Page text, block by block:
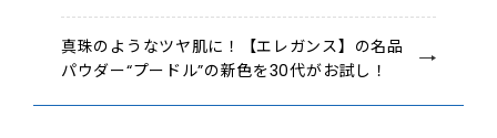
真珠のようなツヤ肌に！【エレガンス】の名品
パウダー“プードル”の新色を30代がお試し！